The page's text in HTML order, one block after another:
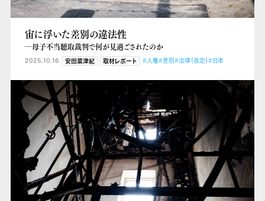
宙に浮いた差別の違法性
―母子不当聴取裁判で何が見過ごされたのか
2025.10.16 安田菜津紀 取材レポート #人権#差別#法律（改定）#日本